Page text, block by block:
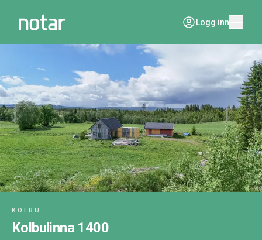
Logg inn
KOLBU
Kolbulinna 1400